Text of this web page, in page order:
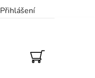
Přihlášení
NÁKUPNÍ